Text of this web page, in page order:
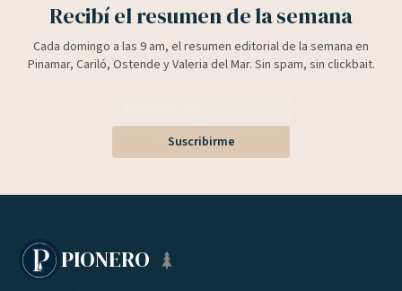
Recibí el resumen de la semana
Cada domingo a las 9 am, el resumen editorial de la semana en
Pinamar, Cariló, Ostende y Valeria del Mar. Sin spam, sin clickbait.
Suscribirme
PIONERO